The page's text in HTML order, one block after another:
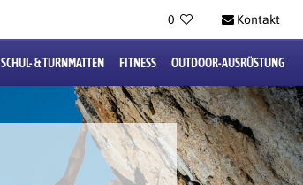
0 Kontakt
SCHUL- & TURNMATTEN FITNESS OUTDOOR-AUSRÜSTUNG